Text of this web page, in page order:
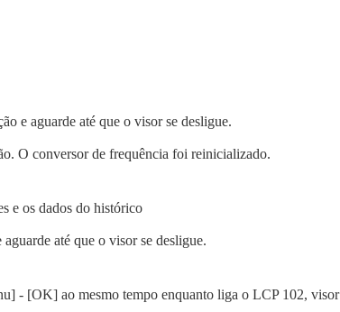
e aguarde até que o visor se desligue.
O conversor de frequência foi reinicializado.
e os dados do histórico
até que o visor se desligue.
- [OK] ao mesmo tempo enquanto liga o LCP 102,